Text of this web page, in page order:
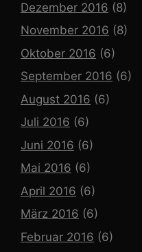
Dezember 2016 (8)
November 2016 (8)
Oktober 2016 (6)
September 2016 (6)
August 2016 (6)
Juli 2016 (6)
Juni 2016 (6)
Mai 2016 (6)
April 2016 (6)
März 2016 (6)
Februar 2016 (6)